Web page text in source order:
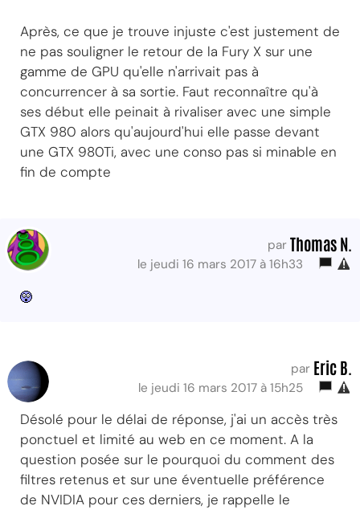
Après, ce que je trouve injuste c'est justement de
ne pas souligner le retour de la Fury X sur une
gamme de GPU qu'elle n'arrivait pas à
concurrencer à sa sortie. Faut reconnaître qu'à
ses début elle peinait à rivaliser avec une simple
GTX 980 alors qu'aujourd'hui elle passe devant
une GTX 980Ti, avec une conso pas si minable en
fin de compte
par Thomas N.
le jeudi 16 mars 2017 à 16h33
par Eric B.
le jeudi 16 mars 2017 à 15h25
Désolé pour le délai de réponse, j'ai un accès très
ponctuel et limité au web en ce moment. A la
question posée sur le pourquoi du comment des
filtres retenus et sur une éventuelle préférence
de NVIDIA pour ces derniers, je rappelle le